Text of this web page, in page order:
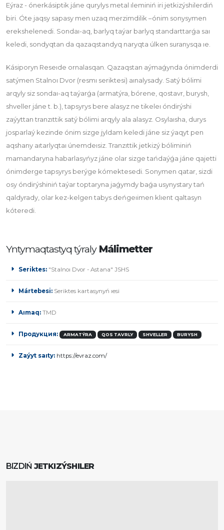
Eýraz - ónerkásiptik jáne qurylys metal ıleminiń iri jetkizýshilerdiń
biri. Óte jaqsy sapasy men uzaq merzimdilik –ónim sonysymen
erekshelenedi. Sondaı-aq, barlyq taýar barlyq standarttarǵa saı
keledi, sondyqtan da qazaqstandyq naryqta úlken suranysqa ıe.
Kásiporyn Reseıde ornalasqan. Qazaqstan aýmaǵynda ónimderdi
satýmen Stalnoı Dvor (resmı seriktesi) aınalysady. Satý bólimi
arqyly siz sondaı-aq taýarǵa (armatýra, bórene, qostavr, burysh,
shveller jáne t. b.), tapsyrys bere alasyz ne tikeleı óndirýshi
zaýyttan tranzıttik satý bólimi arqyly ala alasyz. Osylaısha, durys
josparlaý kezinde ónim sizge jyldam keledi jáne siz ýaqyt pen
aqshany aıtarlyqtaı únemdeısiz. Tranzıttik jetkizý bóliminiń
mamandaryna habarlasyńyz jáne olar sizge tańdaýǵa jáne qajetti
ónimderge tapsyrys berýge kómektesedi. Sonymen qatar, sizdi
osy óndirýshiniń taýar toptaryna jaǵymdy baǵa usynystary tań
qaldyrady, olar kez-kelgen tabys deńgeıimen klıent qaltasyn
kóteredi.
Yntymaqtastyq týraly Málimetter
Seriktes: "Stalnoı Dvor - Astana" JSHS
Mártebesi: Seriktes kartasynyń ıesi
Aımaq: TMD
Продукция: ARMATÝRA QOS TAVRLY SHVELLER BURYSH
Zaýyt saıty: https://evraz.com/
BIZDIŃ JETKIZÝSHILER